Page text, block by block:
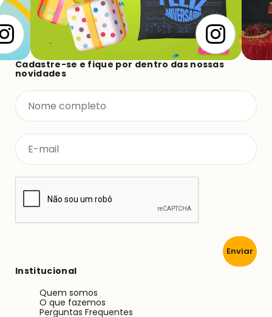
Institucional
Quem somos
O que fazemos
Perguntas Frequentes
Cadastre-se e fique por dentro das nossas
novidades
Enviar